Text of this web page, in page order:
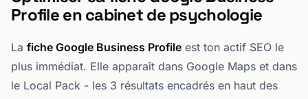
Profile en cabinet de psychologie
La fiche Google Business Profile est ton actif SEO le
plus immédiat. Elle apparaît dans Google Maps et dans
le Local Pack - les 3 résultats encadrés en haut des